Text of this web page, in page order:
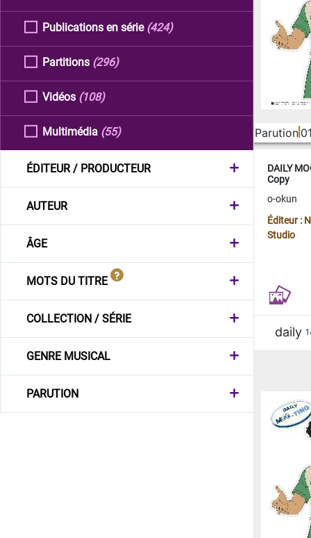
Publications en série (424)
Partitions (296)
Vidéos (108)
Multimédia (55)
ÉDITEUR / PRODUCTEUR
AUTEUR
ÂGE
MOTS DU TITRE
COLLECTION / SÉRIE
GENRE MUSICAL
PARUTION
Parution
DAILY
Copy
o-okun
Éditeur :
Studio
daily